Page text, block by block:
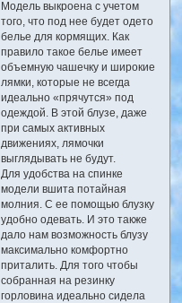
Модель выкроена с учетом
того, что под нее будет одето
белье для кормящих. Как
правило такое белье имеет
объемную чашечку и широкие
лямки, которые не всегда
идеально «прячутся» под
одеждой. В этой блузе, даже
при самых активных
движениях, лямочки
выглядывать не будут.
Для удобства на спинке
модели вшита потайная
молния. С ее помощью блузку
удобно одевать. И это также
дало нам возможность блузу
максимально комфортно
приталить. Для того чтобы
собранная на резинку
горловина идеально сидела